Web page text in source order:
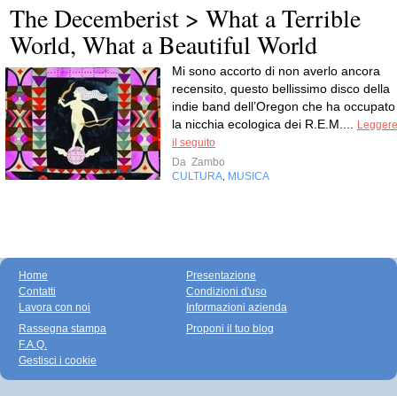
The Decemberist > What a Terrible
World, What a Beautiful World
Mi sono accorto di non averlo ancora
recensito, questo bellissimo disco della
indie band dell’Oregon che ha occupato
la nicchia ecologica dei R.E.M....
Leggere
il seguito
Da Zambo
CULTURA MUSICA
Home
Contatti
Lavora con noi
Presentazione
Condizioni d'uso
Informazioni azienda
Rassegna stampa
F.A.Q.
Gestisci i cookie
Proponi il tuo blog